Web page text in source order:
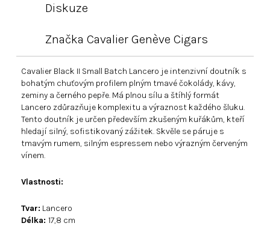
Diskuze
Značka Cavalier Genève Cigars
Cavalier Black II Small Batch Lancero je intenzivní doutník s
bohatým chuťovým profilem plným tmavé čokolády, kávy,
zeminy a černého pepře. Má plnou sílu a štíhlý formát
Lancero zdůrazňuje komplexitu a výraznost každého šluku.
Tento doutník je určen především zkušeným kuřákům, kteří
hledají silný, sofistikovaný zážitek. Skvěle se páruje s
tmavým rumem, silným espressem nebo výrazným červeným
vínem.
Vlastnosti:
Tvar: Lancero
Délka: 17,8 cm